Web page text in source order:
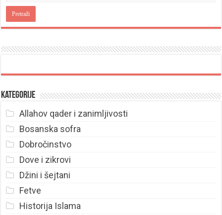
Kategorije
Allahov qader i zanimljivosti
Bosanska sofra
Dobročinstvo
Dove i zikrovi
Džini i šejtani
Fetve
Historija Islama